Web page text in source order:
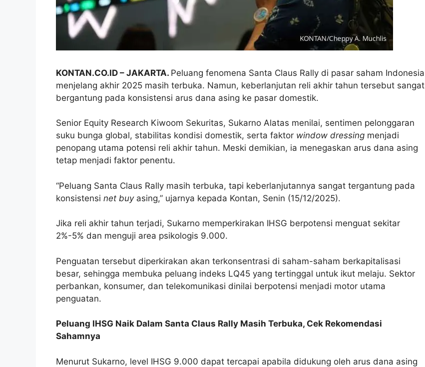
KONTAN.CO.ID – JAKARTA. Peluang fenomena Santa Claus Rally di pasar saham Indonesia
menjelang akhir 2025 masih terbuka. Namun, keberlanjutan reli akhir tahun tersebut sangat
bergantung pada konsistensi arus dana asing ke pasar domestik.
Senior Equity Research Kiwoom Sekuritas, Sukarno Alatas menilai, sentimen pelonggaran
suku bunga global, stabilitas kondisi domestik, serta faktor window dressing menjadi
penopang utama potensi reli akhir tahun. Meski demikian, ia menegaskan arus dana asing
tetap menjadi faktor penentu.
“Peluang Santa Claus Rally masih terbuka, tapi keberlanjutannya sangat tergantung pada
konsistensi net buyasing,” ujarnya kepada Kontan, Senin (15/12/2025).
Jika reli akhir tahun terjadi, Sukarno memperkirakan IHSG berpotensi menguat sekitar
2%-5% dan menguji area psikologis 9.000.
Penguatan tersebut diperkirakan akan terkonsentrasi di saham-saham berkapitalisasi
besar, sehingga membuka peluang indeks LQ45 yang tertinggal untuk ikut melaju. Sektor
perbankan, konsumer, dan telekomunikasi dinilai berpotensi menjadi motor utama
penguatan.
Peluang IHSG Naik Dalam Santa Claus Rally Masih Terbuka, Cek Rekomendasi
Sahamnya
Menurut Sukarno, level IHSG 9.000 dapat tercapai apabila didukung oleh arus dana asing